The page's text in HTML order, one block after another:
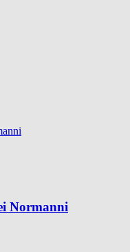
Normanni